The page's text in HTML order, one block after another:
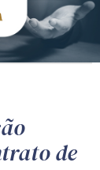
de